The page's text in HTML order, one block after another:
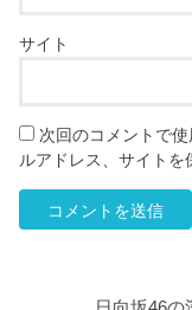
サイト
次回のコメントで
ルアドレス、サイトを